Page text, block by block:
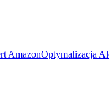
AmazonOptymalizacja